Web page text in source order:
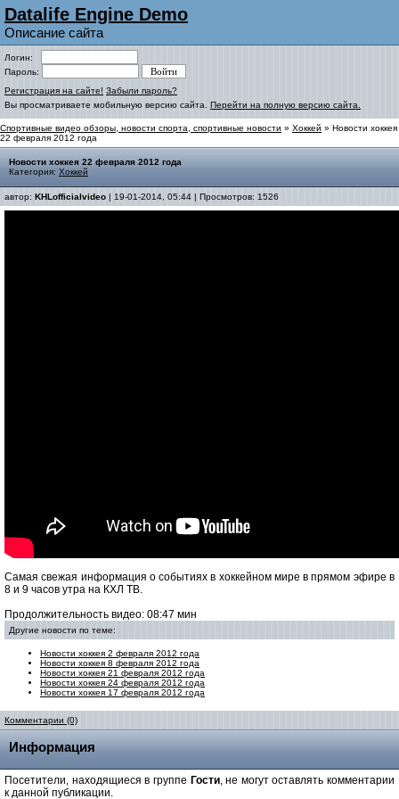
Datalife Engine Demo
Описание сайта
Логин:
Пароль:
Регистрация на сайте! Забыли пароль?
Вы просматриваете мобильную версию сайта. Перейти на полную версию сайта.
Спортивные видео обзоры, новости спорта, спортивные новости » Хоккей » Новости хоккея
22 февраля 2012 года
Новости хоккея 22 февраля 2012 года
Категория: Хоккей
автор: KHLofficialvideo | 19-01-2014, 05:44 | Просмотров: 1526
Самая свежая информация о событиях в хоккейном мире в прямом эфире в
8 и 9 часов утра на КХЛ ТВ.
Продолжительность видео: 08:47 мин
Другие новости по теме:
Новости хоккея 2 февраля 2012 года
Новости хоккея 8 февраля 2012 года
Новости хоккея 21 февраля 2012 года
Новости хоккея 24 февраля 2012 года
Новости хоккея 17 февраля 2012 года
Комментарии (0)
Информация
Посетители, находящиеся в группе Гости, не могут оставлять комментарии
к данной публикации.